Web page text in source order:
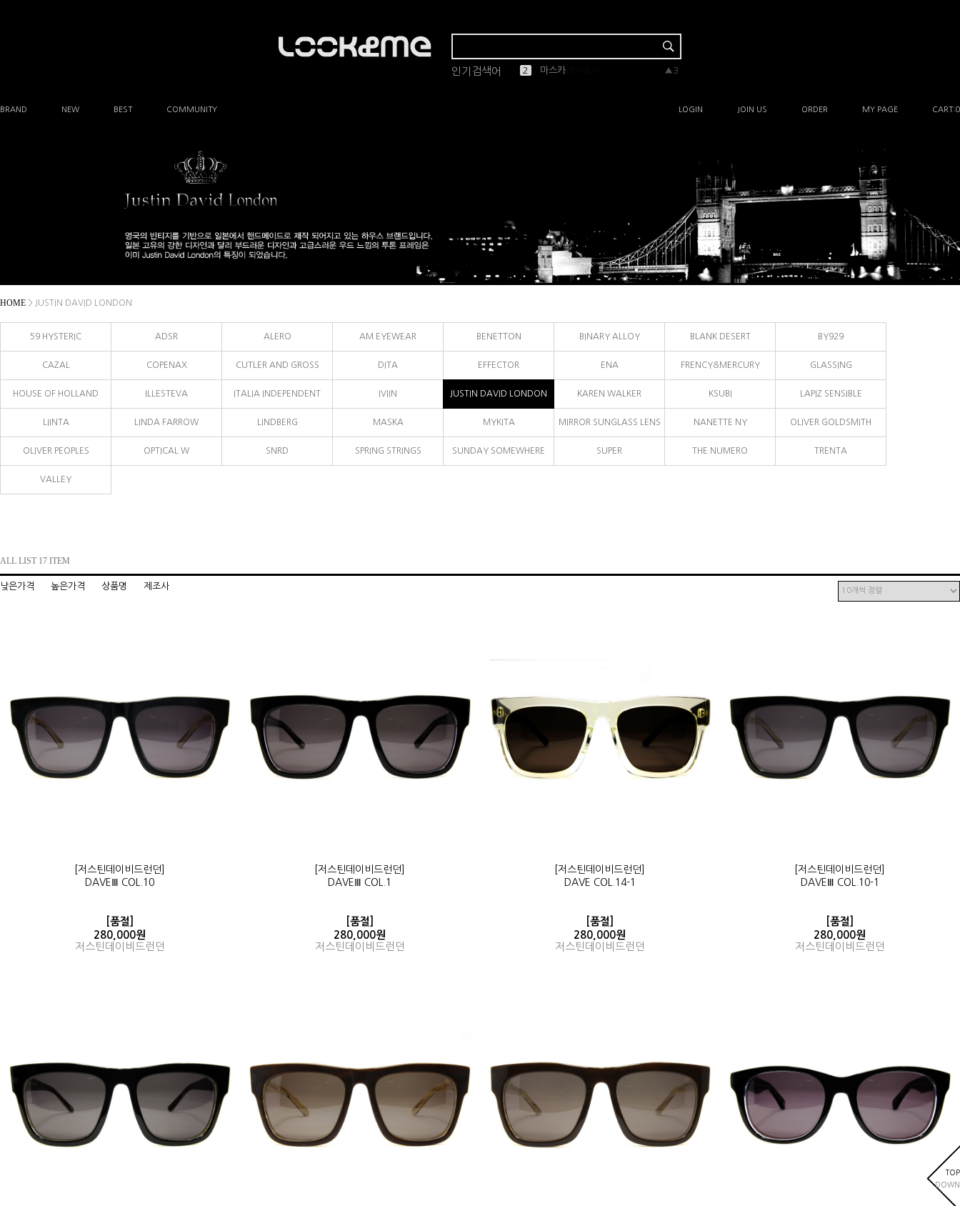
인기검색어 1 ▲3
2 마스카 ▲3
3 ▼-2
4 ▲3
5 ▲1
BRAND NEW BEST COMMUNITY
Q&A
A/S안내
LOGIN JOIN US ORDER MY PAGE CART:0
TOP
DOWN
HOME > JUSTIN DAVID LONDON
59 HYSTERIC ADSR ALERO AM EYEWEAR BENETTON BINARY ALLOY BLANK DESERT BY929
CAZAL COPENAX CUTLER AND GROSS DITA EFFECTOR ENA FRENCY&MERCURY GLASSING
HOUSE OF HOLLAND ILLESTEVA ITALIA INDEPENDENT IVIIN JUSTIN DAVID LONDON KAREN WALKER KSUBI LAPIZ SENSIBLE
LIINTA LINDA FARROW LINDBERG MASKA MYKITA MIRROR SUNGLASS LENS NANETTE NY OLIVER GOLDSMITH
OLIVER PEOPLES OPTICAL W SNRD SPRING STRINGS SUNDAY SOMEWHERE SUPER THE NUMERO TRENTA
VALLEY
ALL LIST 17 ITEM
낮은가격 높은가격 상품명 제조사
[저스틴데이비드런던]
DAVEⅢ COL.10
[품절]
280,000원
저스틴데이비드런던
[저스틴데이비드런던]
DAVEⅢ COL.1
[품절]
280,000원
저스틴데이비드런던
[저스틴데이비드런던]
DAVE COL.14-1
[품절]
280,000원
저스틴데이비드런던
[저스틴데이비드런던]
DAVEⅢ COL.10-1
[품절]
280,000원
저스틴데이비드런던